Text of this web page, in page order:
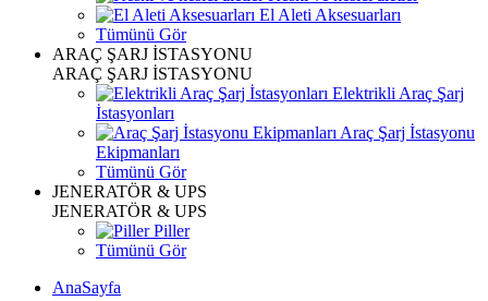
El Aleti Aksesuarları
Tümünü Gör
ARAÇ ŞARJ İSTASYONU
ARAÇ ŞARJ İSTASYONU
Elektrikli Araç Şarj
İstasyonları
Araç Şarj İstasyonu
Ekipmanları
Tümünü Gör
JENERATÖR & UPS
JENERATÖR & UPS
Piller
Tümünü Gör
AnaSayfa